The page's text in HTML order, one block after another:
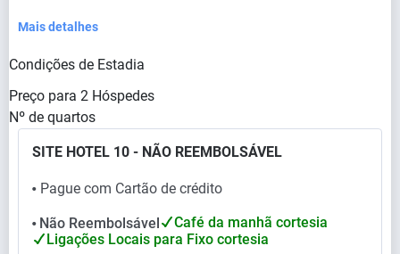
Mais detalhes
Condições de Estadia
Preço para 2 Hóspedes
Nº de quartos
SITE HOTEL 10 - NÃO REEMBOLSÁVEL
⬤ Pague com Cartão de crédito
⬤ Não Reembolsável
Café da manhã cortesia
Ligações Locais para Fixo cortesia